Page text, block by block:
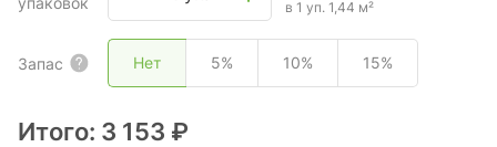
в 1 уп. 1,44 м²
Запас Нет 5% 10% 15%
Итого: 3 153 ₽